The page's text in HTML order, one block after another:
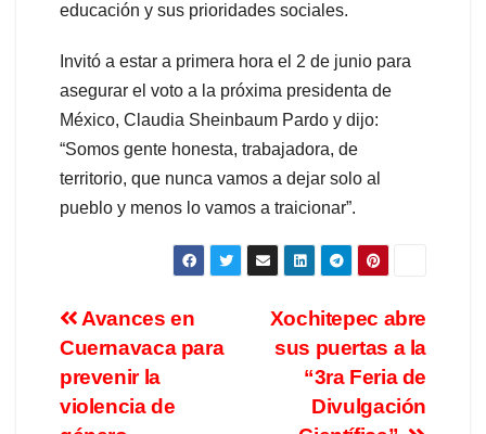
educación y sus prioridades sociales.
Invitó a estar a primera hora el 2 de junio para
asegurar el voto a la próxima presidenta de
México, Claudia Sheinbaum Pardo y dijo:
“Somos gente honesta, trabajadora, de
territorio, que nunca vamos a dejar solo al
pueblo y menos lo vamos a traicionar”.
Xochitepec abre
sus puertas a la
“3ra Feria de
Divulgación
Avances en
Cuernavaca para
prevenir la
violencia de